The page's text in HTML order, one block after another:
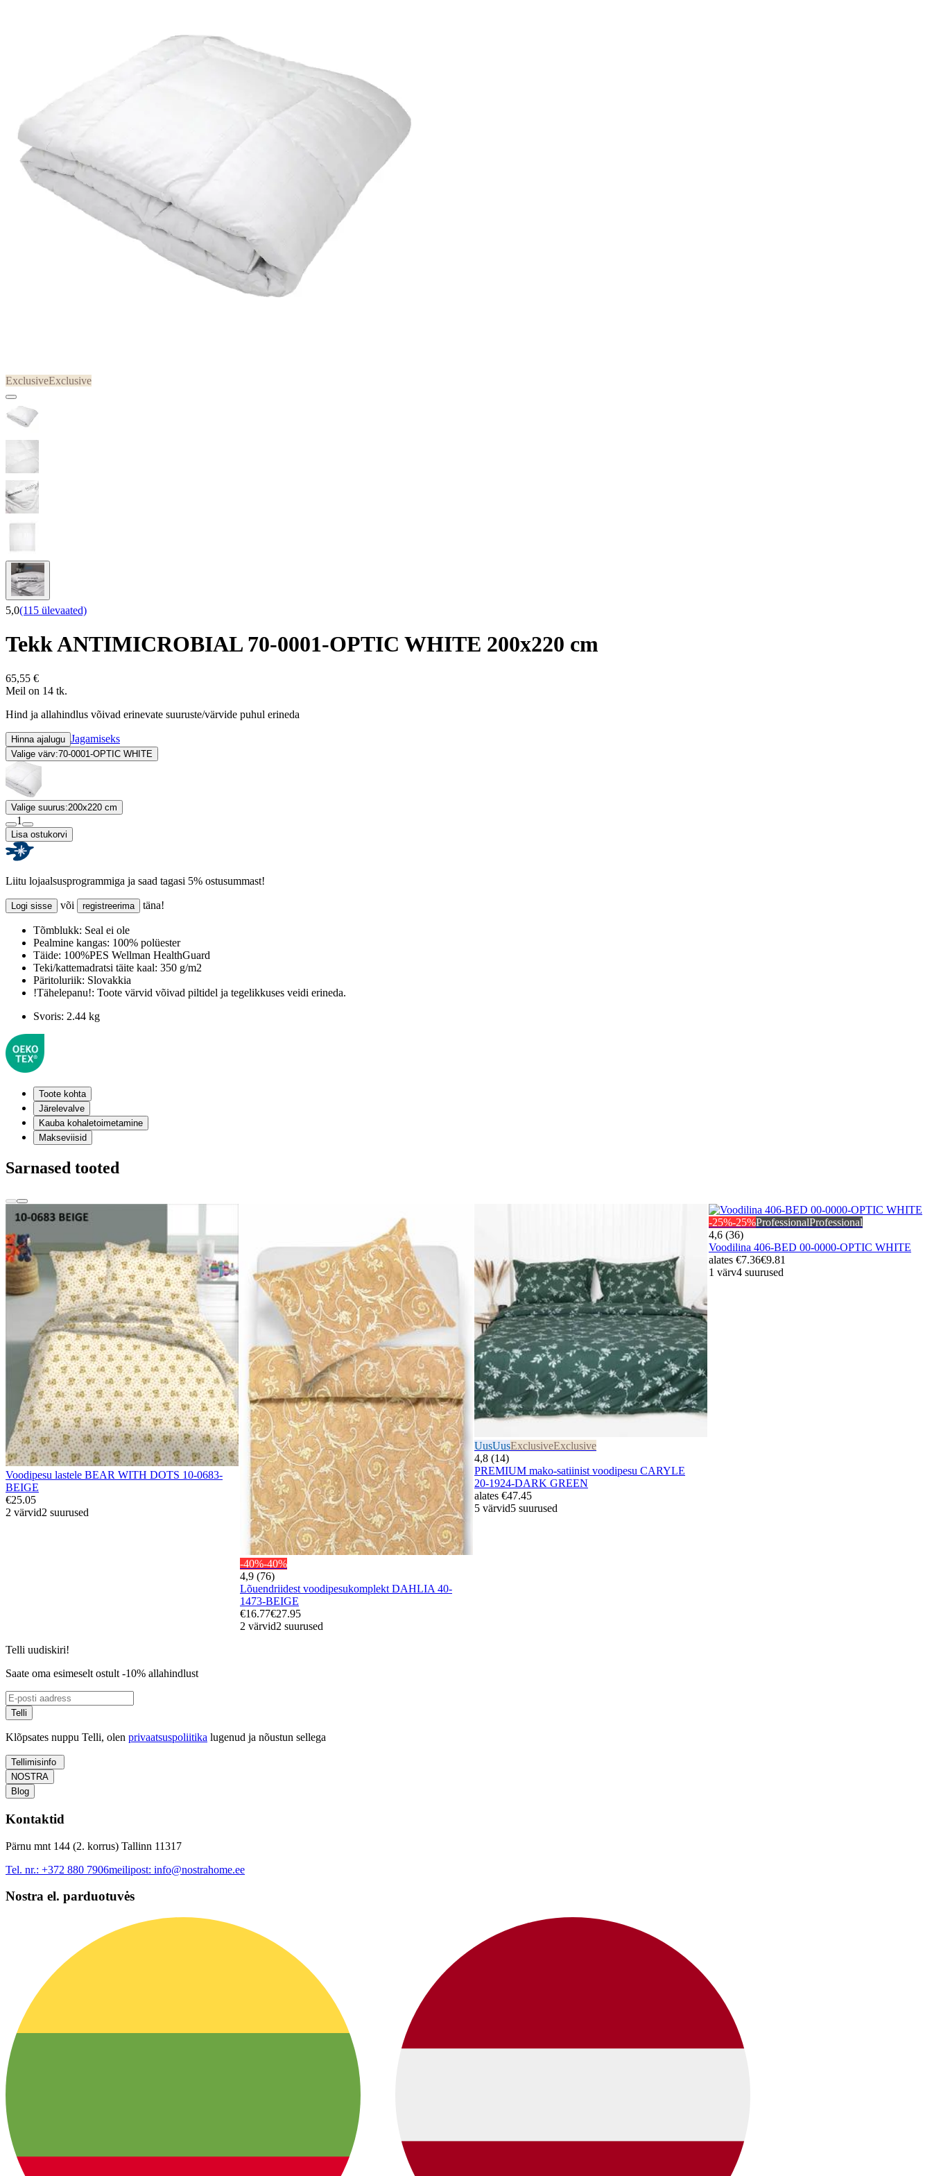
ExclusiveExclusive
5,0(115 ülevaated)
Tekk ANTIMICROBIAL 70-0001-OPTIC WHITE 200x220 cm
65,55 €
Meil on 14 tk.
Hind ja allahindlus võivad erinevate suuruste/värvide puhul erineda
Hinna ajalugu Jagamiseks
Valige värv:70-0001-OPTIC WHITE
Valige suurus:200x220 cm
1
Lisa ostukorvi
Liitu lojaalsusprogrammiga ja saad tagasi 5% ostusummast!
Logi sisse või registreerima täna!
Tõmblukk: Seal ei ole
Pealmine kangas: 100% polüester
Täide: 100%PES Wellman HealthGuard
Teki/kattemadratsi täite kaal: 350 g/m2
Päritoluriik: Slovakkia
!Tähelepanu!: Toote värvid võivad piltidel ja tegelikkuses veidi erineda.
Svoris: 2.44 kg
Toote kohta
Järelevalve
Kauba kohaletoimetamine
Makseviisid
Sarnased tooted
Voodipesu lastele BEAR WITH DOTS 10-0683-
BEIGE
€25.05
2 värvid2 suurused
-40%-40%
4,9 (76)
Lõuendriidest voodipesukomplekt DAHLIA 40-
1473-BEIGE
€16.77€27.95
2 värvid2 suurused
UusUusExclusiveExclusive
4,8 (14)
PREMIUM mako-satiinist voodipesu CARYLE
20-1924-DARK GREEN
alates €47.45
5 värvid5 suurused
-25%-25%ProfessionalProfessional
4,6 (36)
Voodilina 406-BED 00-0000-OPTIC WHITE
alates €7.36€9.81
1 värv4 suurused
Telli uudiskiri!
Saate oma esimeselt ostult -10% allahindlust
Telli
Klõpsates nuppu Telli, olen privaatsuspoliitika lugenud ja nõustun sellega
Tellimisinfo
NOSTRA
Blog
Kontaktid
Pärnu mnt 144 (2. korrus) Tallinn 11317
Tel. nr.: +372 880 7906meilipost: info@nostrahome.ee
Nostra el. parduotuvės